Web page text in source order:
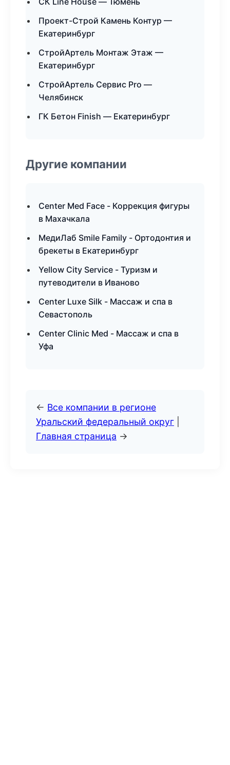
Проект-Строй Камень Контур —
Екатеринбург
СтройАртель Монтаж Этаж —
Екатеринбург
СтройАртель Сервис Pro —
Челябинск
ГК Бетон Finish — Екатеринбург
Другие компании
Center Med Face - Коррекция фигуры
в Махачкала
МедиЛаб Smile Family - Ортодонтия и
брекеты в Екатеринбург
Yellow City Service - Туризм и
путеводители в Иваново
Center Luxe Silk - Массаж и спа в
Севастополь
Center Clinic Med - Массаж и спа в
Уфа
← Все компании в регионе
Уральский федеральный округ
Главная страница →